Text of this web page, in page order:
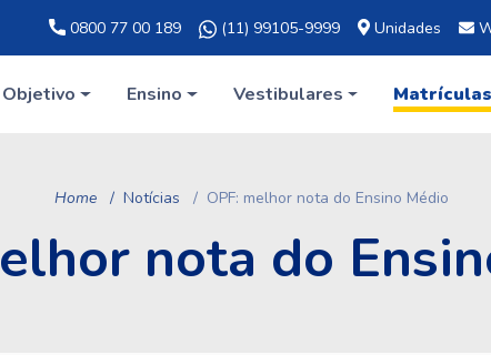
0800 77 00 189 (11) 99105-9999 Unidades
Objetivo Ensino Vestibulares
Home Notícias OPF: melhor nota do Ensino Médio
nota do